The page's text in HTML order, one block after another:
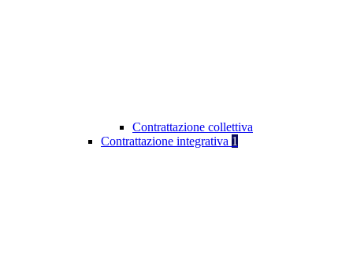
Contrattazione collettiva
Contrattazione integrativa 1